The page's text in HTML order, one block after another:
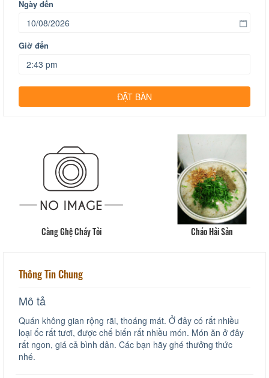
Ngày đến
Giờ đến
Càng Ghệ Cháy Tỏi Cháo Hải Sản
Thông Tin Chung
Mô tả
Quán không gian rộng rãi, thoáng mát. Ở đây có rất nhiều
loại ốc rất tươi, được chế biến rất nhiều món. Món ăn ở đây
rất ngon, giá cả bình dân. Các bạn hãy ghé thưởng thức
nhé.